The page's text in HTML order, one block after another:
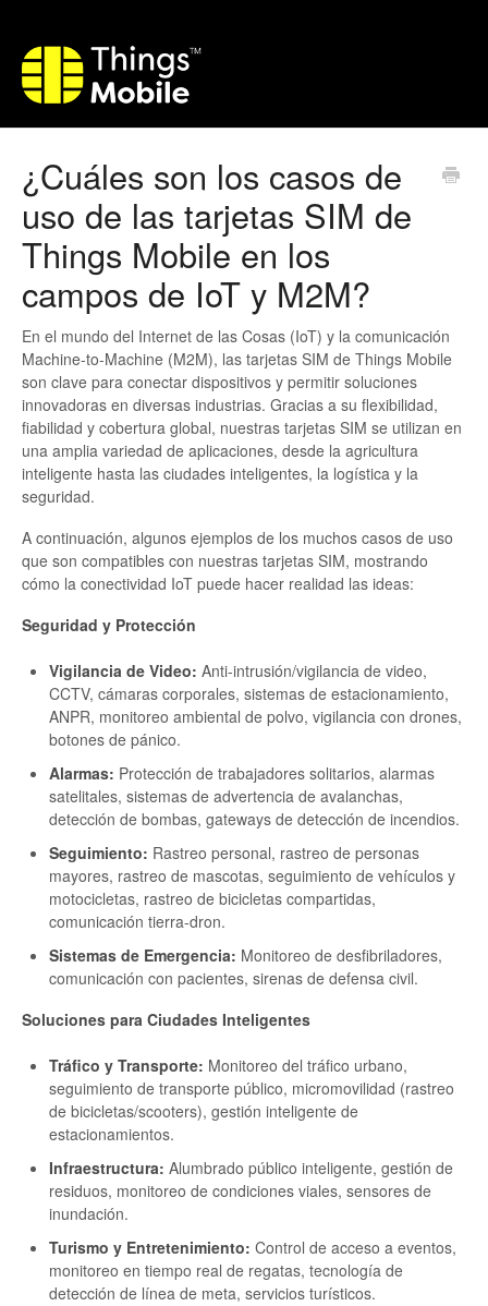
¿Cuáles son los casos de
uso de las tarjetas SIM de
Things Mobile en los
campos de IoT y M2M?
En el mundo del Internet de las Cosas (IoT) y la comunicación
Machine-to-Machine (M2M), las tarjetas SIM de Things Mobile
son clave para conectar dispositivos y permitir soluciones
innovadoras en diversas industrias. Gracias a su flexibilidad,
fiabilidad y cobertura global, nuestras tarjetas SIM se utilizan en
una amplia variedad de aplicaciones, desde la agricultura
inteligente hasta las ciudades inteligentes, la logística y la
seguridad.
A continuación, algunos ejemplos de los muchos casos de uso
que son compatibles con nuestras tarjetas SIM, mostrando
cómo la conectividad IoT puede hacer realidad las ideas:
Seguridad y Protección
Vigilancia de Video: Anti-intrusión/vigilancia de video,
CCTV, cámaras corporales, sistemas de estacionamiento,
ANPR, monitoreo ambiental de polvo, vigilancia con drones,
botones de pánico.
Alarmas: Protección de trabajadores solitarios, alarmas
satelitales, sistemas de advertencia de avalanchas,
detección de bombas, gateways de detección de incendios.
Seguimiento: Rastreo personal, rastreo de personas
mayores, rastreo de mascotas, seguimiento de vehículos y
motocicletas, rastreo de bicicletas compartidas,
comunicación tierra-dron.
Sistemas de Emergencia: Monitoreo de desfibriladores,
comunicación con pacientes, sirenas de defensa civil.
Soluciones para Ciudades Inteligentes
Tráfico y Transporte: Monitoreo del tráfico urbano,
seguimiento de transporte público, micromovilidad (rastreo
de bicicletas/scooters), gestión inteligente de
estacionamientos.
Infraestructura: Alumbrado público inteligente, gestión de
residuos, monitoreo de condiciones viales, sensores de
inundación.
Turismo y Entretenimiento: Control de acceso a eventos,
monitoreo en tiempo real de regatas, tecnología de
detección de línea de meta, servicios turísticos.